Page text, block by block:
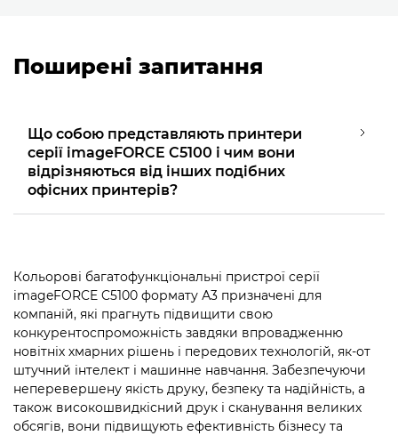
Поширені запитання
Що собою представляють принтери
серії imageFORCE C5100 і чим вони
відрізняються від інших подібних
офісних принтерів?
Кольорові багатофункціональні пристрої серії
imageFORCE C5100 формату А3 призначені для
компаній, які прагнуть підвищити свою
конкурентоспроможність завдяки впровадженню
новітніх хмарних рішень і передових технологій, як-от
штучний інтелект і машинне навчання. Забезпечуючи
неперевершену якість друку, безпеку та надійність, а
також високошвидкісний друк і сканування великих
обсягів, вони підвищують ефективність бізнесу та